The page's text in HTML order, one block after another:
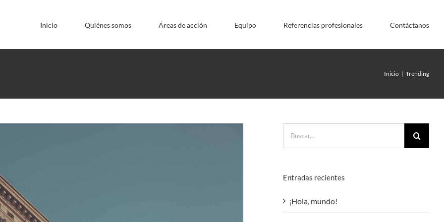
Inicio Quiénes somos Áreas de acción Equipo Referencias profesionales Contáctanos
Inicio | Trending
Entradas recientes
¡Hola, mundo!